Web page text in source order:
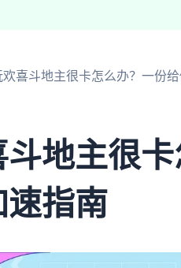
欢喜斗地主很卡怎么办？一份
地主很
指南